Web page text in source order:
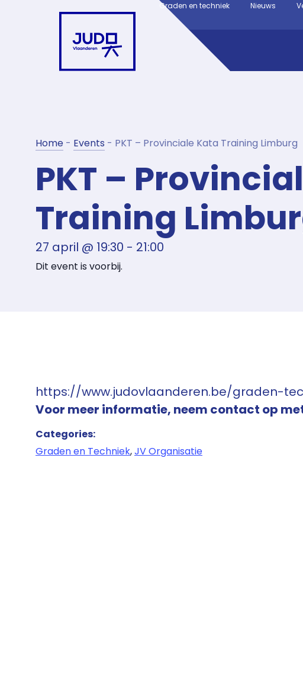
Graden en techniek Nieuws
Home - Events - PKT – Provinciale Kata Training Limburg
PKT –
Training
27 april @ 19:30 - 21:00
Dit event is voorbij.
https://www.judovlaanderen.be/graden-
Voor meer informatie, neem contact op
Categories:
Graden en Techniek,JV Organisatie